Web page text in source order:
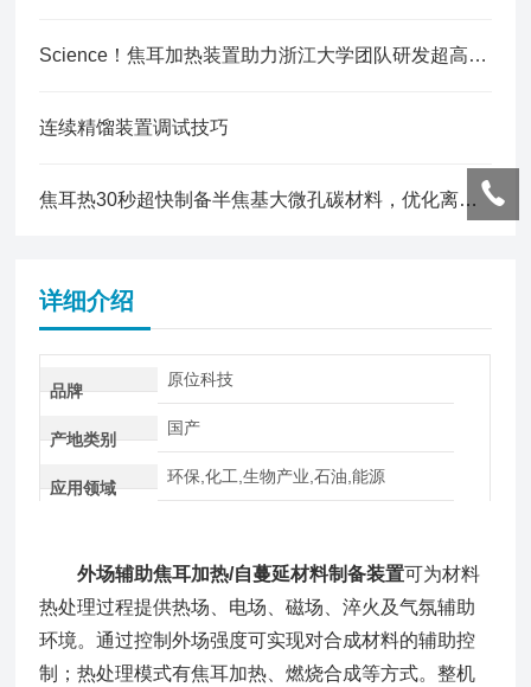
Science！焦耳加热装置助力浙江大学团队研发超高温下仍具超弹性气凝胶！
连续精馏装置调试技巧
焦耳热30秒超快制备半焦基大微孔碳材料，优化离子传输提升超级电容器性能
详细介绍
品牌
原位科技
产地类别
国产
应用领域
环保,化工,生物产业,石油,能源
外场辅助焦耳加热/自蔓延材料制备装置可为材料
热处理过程提供热场、电场、磁场、淬火及气氛辅助
环境。通过控制外场强度可实现对合成材料的辅助控
制；热处理模式有焦耳加热、燃烧合成等方式。整机